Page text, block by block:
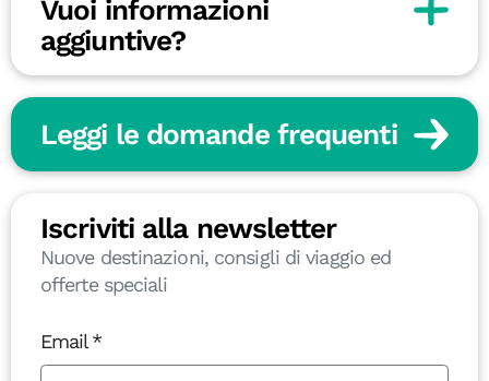
Vuoi informazioni
aggiuntive?
Leggi le domande frequenti
Iscriviti alla newsletter
Nuove destinazioni, consigli di viaggio ed
offerte speciali
Email